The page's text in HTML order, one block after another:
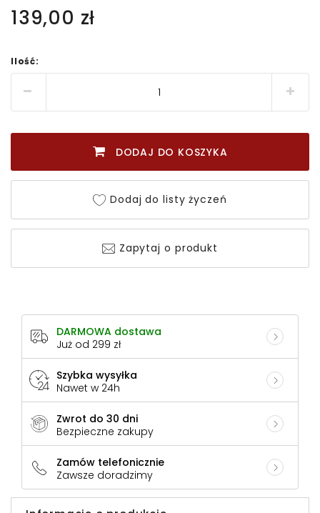
139,00 zł
Ilość:
DODAJ DO KOSZYKA
Dodaj do listy życzeń
Zapytaj o produkt
DARMOWA dostawa
Już od 299 zł
Szybka wysyłka
Nawet w 24h
Zwrot do 30 dni
Bezpieczne zakupy
Zamów telefonicznie
Zawsze doradzimy